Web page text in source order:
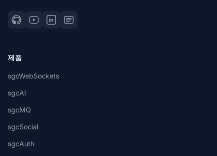
제품
sgcWebSockets
sgcAI
sgcMQ
sgcSocial
sgcAuth